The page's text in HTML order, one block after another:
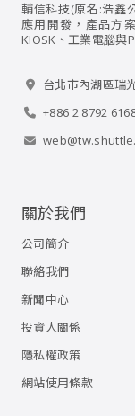
輔信科技(原名:浩鑫
應用開發，產品方
KIOSK、工業電腦與
台北市內湖區瑞
+886 2 8792
關於我們
公司簡介
聯絡我們
新聞中心
投資人關係
隱私權政策
網站使用條款